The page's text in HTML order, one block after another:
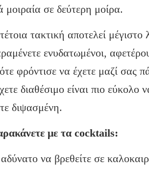
μοιραία σε δεύτερη μοίρα.
τακτική αποτελεί
ενυδατωμένοι,
φρόντισε να έχετε μαζί σας
διαθέσιμο είναι πιο
διψασμένη.
με τα cocktails:
να βρεθείτε σε